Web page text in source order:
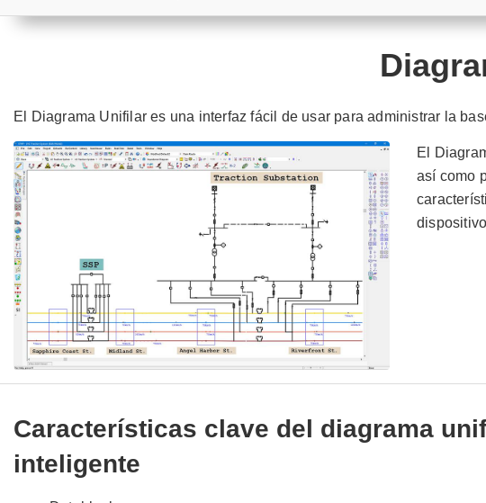
El Diagrama Unifilar es una interfaz fácil de usar para administrar la
El
así como
Características clave del diagrama
inteligente